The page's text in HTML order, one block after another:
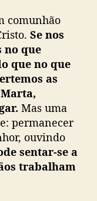
comunhão
Se nos
no que
que no que
as
Mas uma
permanecer
ouvindo
sentar-se a
trabalham